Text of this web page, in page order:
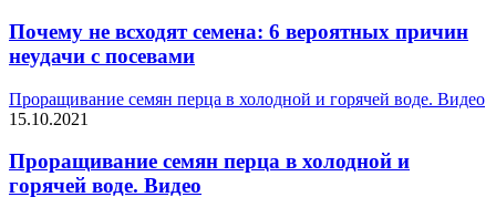
Почему не всходят семена: 6 вероятных причин
неудачи с посевами
Проращивание семян перца в холодной и горячей воде. Видео
15.10.2021
Проращивание семян перца в холодной и
горячей воде. Видео